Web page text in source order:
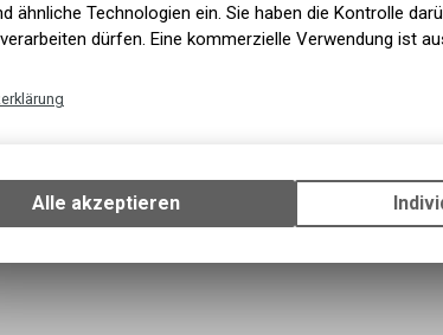
ähnliche Technologien ein. Sie haben die Kontrolle
dürfen. Eine kommerzielle Verwendung ist
Ihrem Gerät, um die grundlegenden Funktionen
Verwendung des Warenkorbs, zu ermöglichen. Bitte
zulassen.
Alle akzeptieren